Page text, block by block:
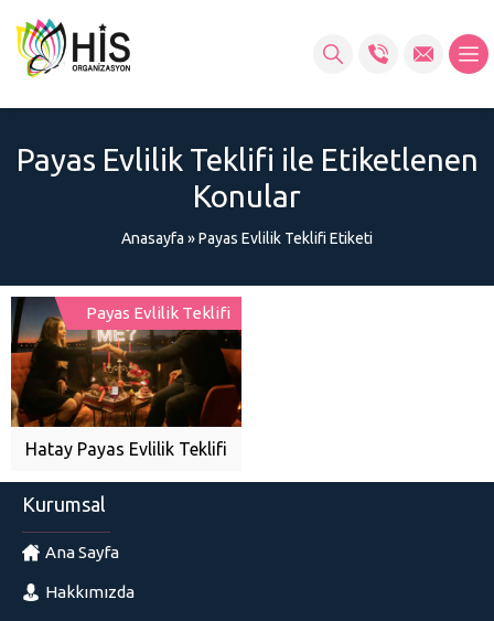
Payas Evlilik Teklifi ile Etiketlenen
Konular
Anasayfa »Payas Evlilik Teklifi Etiketi
Payas Evlilik Teklifi
Hatay Payas Evlilik Teklifi
Kurumsal
Ana Sayfa
Hakkımızda